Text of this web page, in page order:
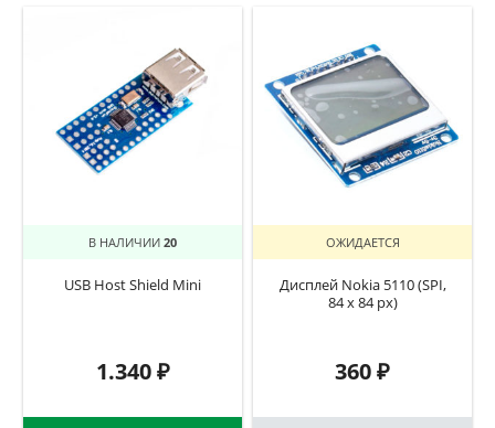
В НАЛИЧИИ 20
USB Host Shield Mini
1.340₽
ОЖИДАЕТСЯ
Дисплей Nokia 5110 (SPI,
84 x 84 px)
360₽